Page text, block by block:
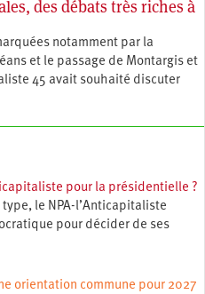
des débats très riches à
notamment par la
et le passage de Montargis et
45 avait souhaité discuter
pour la présidentielle ?
le NPA-l’Anticapitaliste
pour décider de ses
orientation commune pour 2027